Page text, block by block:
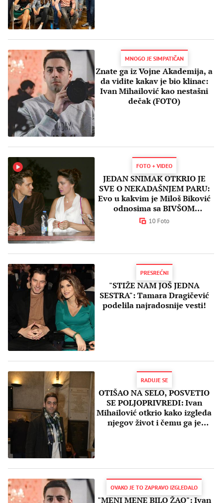
MNOGO JE SIMPATIČAN
Znate ga iz Vojne Akademija, a
da vidite kakav je bio klinac:
Ivan Mihailović kao nestašni
dečak (FOTO)
FOTO + VIDEO
JEDAN SNIMAK OTKRIO JE
SVE O NEKADAŠNJEM PARU:
Evo u kakvim je Miloš Biković
odnosima sa BIVŠOM
devojkom Anjom Alač
10 Foto
PRESREĆNI
"STIŽE NAM JOŠ JEDNA
SESTRA": Tamara Dragičević
podelila najradosnije vesti!
RADUJE SE
OTIŠAO NA SELO, POSVETIO
SE POLJOPRIVREDI: Ivan
Mihailović otkrio kako izgleda
njegov život i čemu ga je
OVAKO JE TO ZAPRAVO IZGLEDALO
"MENI MENE BILO ŽAO": Ivan